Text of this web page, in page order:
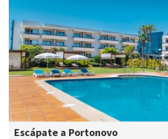
Escápate a Portonovo